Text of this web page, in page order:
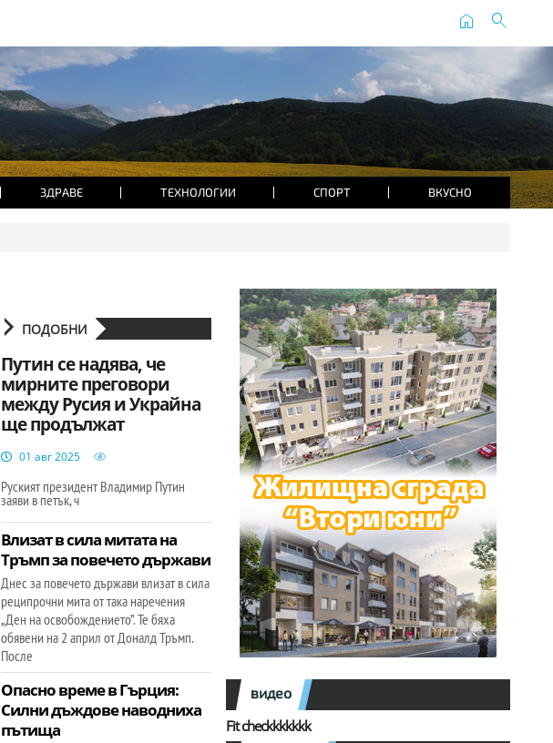
home search
ЗДРАВЕ ТЕХНОЛОГИИ СПОРТ ВКУСНО
ПОДОБНИ
Путин се надява, че
мирните преговори
между Русия и Украйна
ще продължат
01 авг 2025
Руският президент Владимир Путин
заяви в петък, ч
Влизат в сила митата на
Тръмп за повечето държави
Днес за повечето държави влизат в сила
реципрочни мита от така наречения
„Ден на освобождението”. Те бяха
обявени на 2 април от Доналд Тръмп.
После
Опасно време в Гърция:
Силни дъждове наводниха
пътища
видео
Fit checkkkkkkk